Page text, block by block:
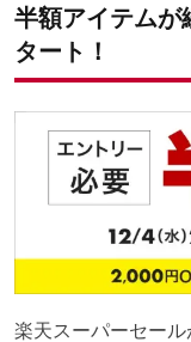
半額アイテムが
タート！
楽天スーパーセー